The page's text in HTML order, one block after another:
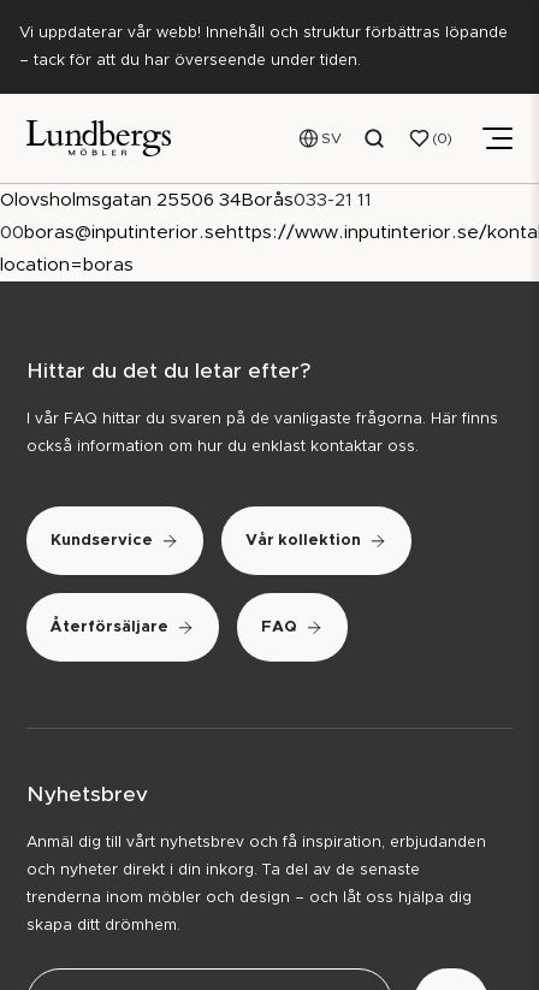
Vi uppdaterar vår webb! Innehåll och struktur förbättras löpande
– tack för att du har överseende under tiden.
SV 0
Olovsholmsgatan 25506 34 Borås033-21 11
00 boras@inputinterior.se https://www.inputinterior.se/
location=boras
Hittar du det du letar efter?
I vår FAQ hittar du svaren på de vanligaste frågorna. Här finns
också information om hur du enklast kontaktar oss.
Kundservice Vår kollektion
Återförsäljare FAQ
Nyhetsbrev
Anmäl dig till vårt nyhetsbrev och få inspiration, erbjudanden
och nyheter direkt i din inkorg. Ta del av de senaste
trenderna inom möbler och design – och låt oss hjälpa dig
skapa ditt drömhem.